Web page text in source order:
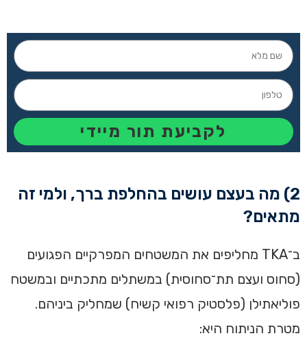
לקביעת תור מיידי
2) מה בעצם עושים בהחלפת ברך, ולמי זה
מתאים?
ב־TKA מחליפים את המשטחים המפרקיים הפגועים
(סחוס ועצם תת־סחוסית) במשתלים מתכתיים ובמשטח
פוליאתילן (פלסטיק רפואי קשיח) שמחליק ביניהם.
מטרת הניתוח היא: